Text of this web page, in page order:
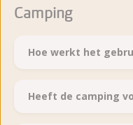
Camping
Hoe werkt het
Heeft de camping